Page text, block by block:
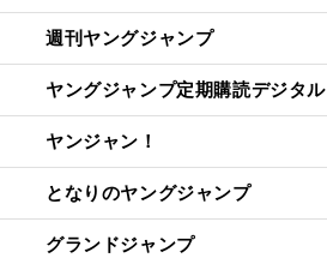
週刊ヤングジャンプ
ヤングジャンプ定期購読デジタル
ヤンジャン！
となりのヤングジャンプ
グランドジャンプ